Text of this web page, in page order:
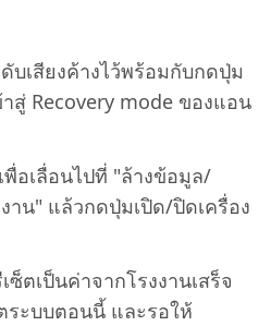
บเสียงค้างไว้พร้อมกับกดปุ่ม
าสู่ Recovery mode ของแอน
พื่อเลื่อนไปที่ "ล้างข้อมูล/
าน" แล้วกดปุ่มเปิด/ปิดเครื่อง
ซ็ตเป็นค่าจากโรงงานเสร็จ
ระบบตอนนี้ และรอให้